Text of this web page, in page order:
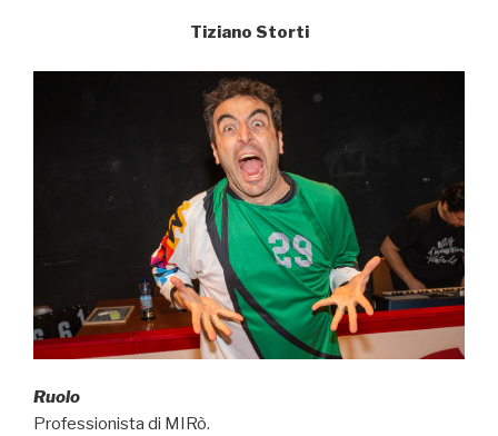
Tiziano Storti
Ruolo
Professionista di MIRò.